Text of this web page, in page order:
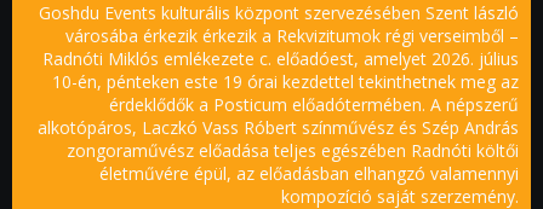
Goshdu Events kulturális központ szervezésében Szent lászló
városába érkezik érkezik a Rekvizitumok régi verseimből –
Radnóti Miklós emlékezete c. előadóest, amelyet 2026. július
10-én, pénteken este 19 órai kezdettel tekinthetnek meg az
érdeklődők a Posticum előadótermében. A népszerű
alkotópáros, Laczkó Vass Róbert színművész és Szép András
zongoraművész előadása teljes egészében Radnóti költői
életművére épül, az előadásban elhangzó valamennyi
kompozíció saját szerzemény.